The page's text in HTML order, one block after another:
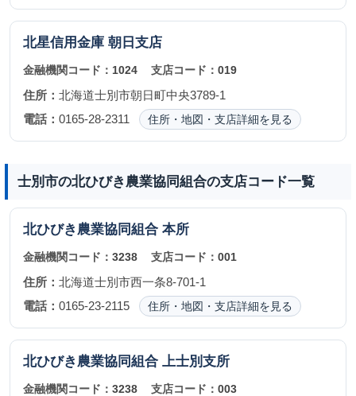
北星信用金庫 朝日支店
金融機関コード： 1024 支店コード：019
住所： 北海道士別市朝日町中央3789-1
電話： 0165-28-2311 住所・地図・支店詳細を見る
士別市の北ひびき農業協同組合の支店コード一覧
北ひびき農業協同組合 本所
金融機関コード： 3238 支店コード：001
住所： 北海道士別市西一条8-701-1
電話： 0165-23-2115 住所・地図・支店詳細を見る
北ひびき農業協同組合 上士別支所
金融機関コード： 3238 支店コード：003